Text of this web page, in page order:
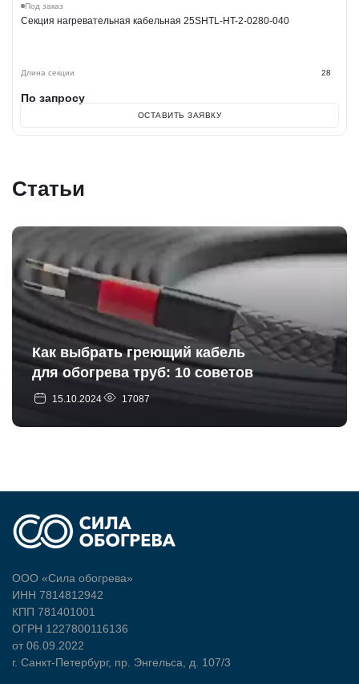
Под заказ
Секция нагревательная кабельная 25SHTL-HT-2-0280-040
Длина секции 28
По запросу
ОСТАВИТЬ ЗАЯВКУ
Статьи
Как выбрать греющий кабель
для обогрева труб: 10 советов
15.10.2024 17087
ООО «Сила обогрева»
ИНН 7814812942
КПП 781401001
ОГРН 1227800116136
от 06.09.2022
г. Санкт-Петербург, пр. Энгельса, д. 107/3